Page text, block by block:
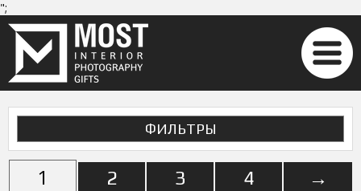
";
ФИЛЬТРЫ
1 2 3 4 →